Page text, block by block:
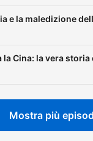
e la maledizione
Cina: la vera
Mostra più